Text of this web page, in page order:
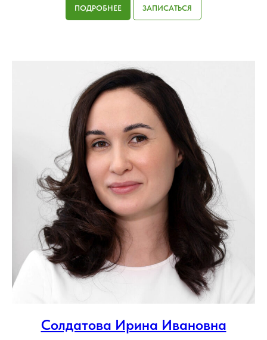
ПОДРОБНЕЕ ЗАПИСАТЬСЯ
Солдатова Ирина Ивановна